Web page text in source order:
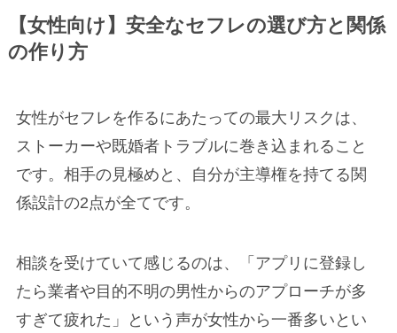
【女性向け】安全なセフレの選び方と関係
の作り方
女性がセフレを作るにあたっての最大リスクは、
ストーカーや既婚者トラブルに巻き込まれること
です。相手の見極めと、自分が主導権を持てる関
係設計の2点が全てです。
相談を受けていて感じるのは、「アプリに登録し
たら業者や目的不明の男性からのアプローチが多
すぎて疲れた」という声が女性から一番多いとい